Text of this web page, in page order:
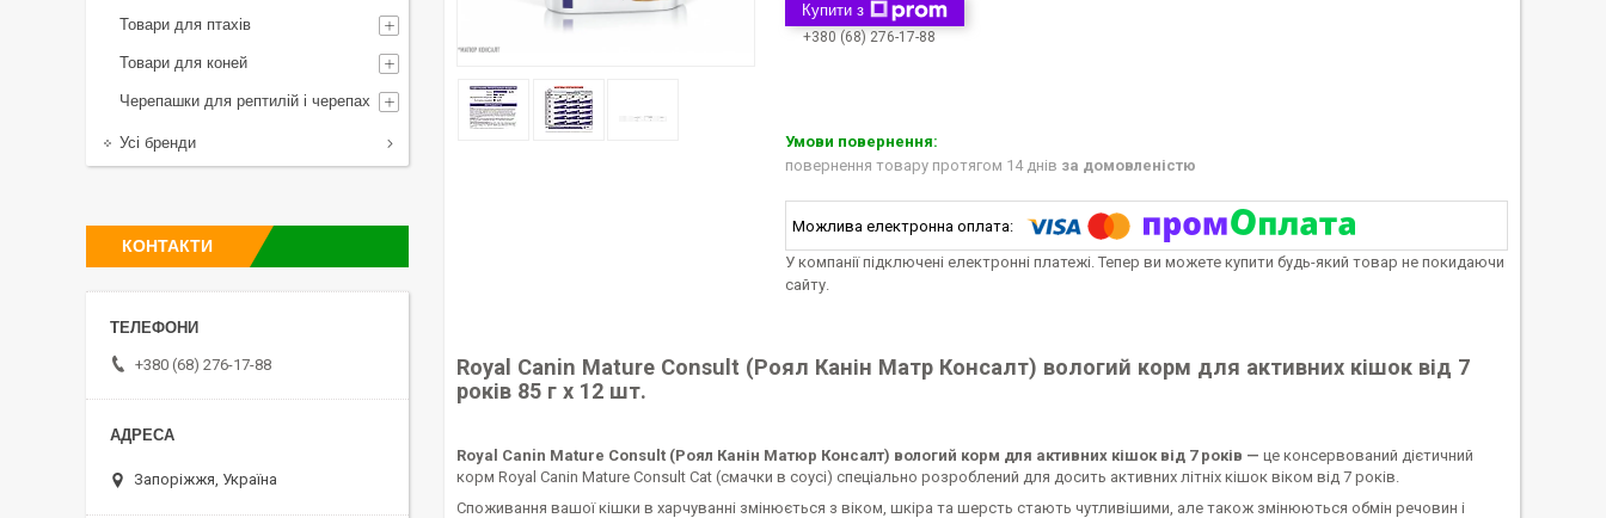
Купити з
+380 (68) 276-17-88
повернення товару протягом 14 днів за домовленістю
У компанії підключені електронні платежі. Тепер ви можете купити будь-який товар не покидаючи
сайту.
Royal Canin Mature Consult (Роял Канін Матр Консалт) вологий корм для активних кішок від 7
років 85 г х 12 шт.
Royal Canin Mature Consult (Роял Канін Матюр Консалт) вологий корм для активних кішок від 7 років — це консервований дієтичний
корм Royal Canin Mature Consult Cat (смачки в соусі) спеціально розроблений для досить активних літніх кішок віком від 7 років.
Споживання вашої кішки в харчуванні змінюється з віком, шкіра та шерсть стають чутливішими, але також змінюються обмін речовин і
Товари для птахів
Товари для коней
Черепашки для рептилій і черепах
Усі бренди
КОНТАКТИ
+380 (68) 276-17-88
Запоріжжя, Україна